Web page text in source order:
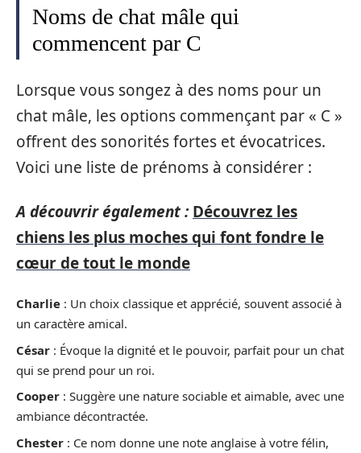
Noms de chat mâle qui
commencent par C
Lorsque vous songez à des noms pour un
chat mâle, les options commençant par « C »
offrent des sonorités fortes et évocatrices.
Voici une liste de prénoms à considérer :
A découvrir également : Découvrez les
chiens les plus moches qui font fondre le
cœur de tout le monde
Charlie : Un choix classique et apprécié, souvent associé à
un caractère amical.
César : Évoque la dignité et le pouvoir, parfait pour un chat
qui se prend pour un roi.
Cooper : Suggère une nature sociable et aimable, avec une
ambiance décontractée.
Chester : Ce nom donne une note anglaise à votre félin,